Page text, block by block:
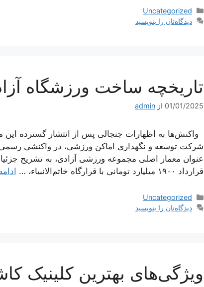
دسته‌ها
Uncategorized
دیدگاه‌تان را بنویسید
تاریخچه ساخت ورزشگاه
01/01/2025 از admin
واکنش‌ها به اظهارات جنجالی پس از انتشار گسترده
شرکت توسعه و نگهداری اماکن ورزشی، در واکنشی رسمی،
عنوان معمار اصلی مجموعه ورزشی آزادی، به تشریح
قرارداد ۱۹۰۰ میلیارد تومانی با قرارگاه خاتم‌الانبیاء، …
دسته‌ها
Uncategorized
دیدگاه‌تان را بنویسید
ویژگی‌های بهترین کلینیک